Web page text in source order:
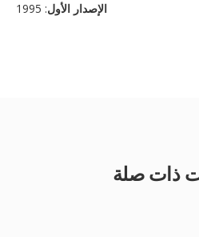
الإصدار الأول: 1995
ذات صلة